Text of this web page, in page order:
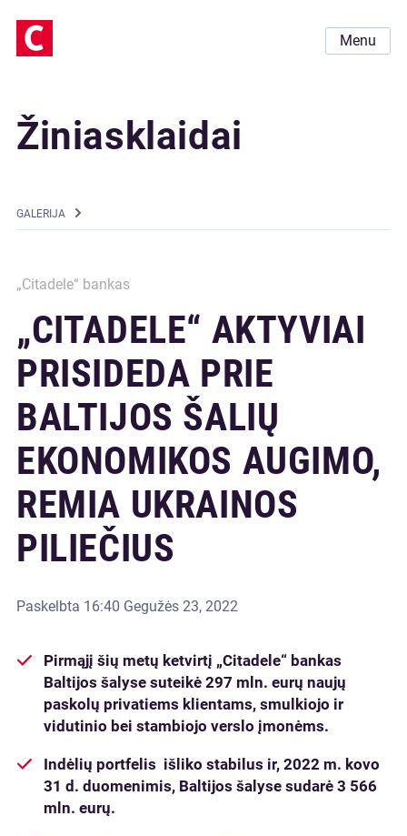
Menu
Žiniasklaidai
GALERIJA
„Citadele“ bankas
„CITADELE“ AKTYVIAI
PRISIDEDA PRIE
BALTIJOS ŠALIŲ
EKONOMIKOS AUGIMO,
REMIA UKRAINOS
PILIEČIUS
Paskelbta 16:40 Gegužės 23, 2022
Pirmąjį šių metų ketvirtį „Citadele“ bankas
Baltijos šalyse suteikė 297 mln. eurų naujų
paskolų privatiems klientams, smulkiojo ir
vidutinio bei stambiojo verslo įmonėms.
Indėlių portfelis išliko stabilus ir, 2022 m. kovo
31 d. duomenimis, Baltijos šalyse sudarė 3 566
mln. eurų.